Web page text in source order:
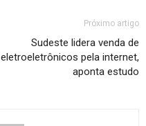
Próximo artigo
Sudeste lidera venda de
eletroeletrônicos pela internet,
aponta estudo